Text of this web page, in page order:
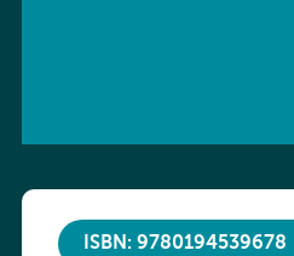
ISBN: 9780194539678